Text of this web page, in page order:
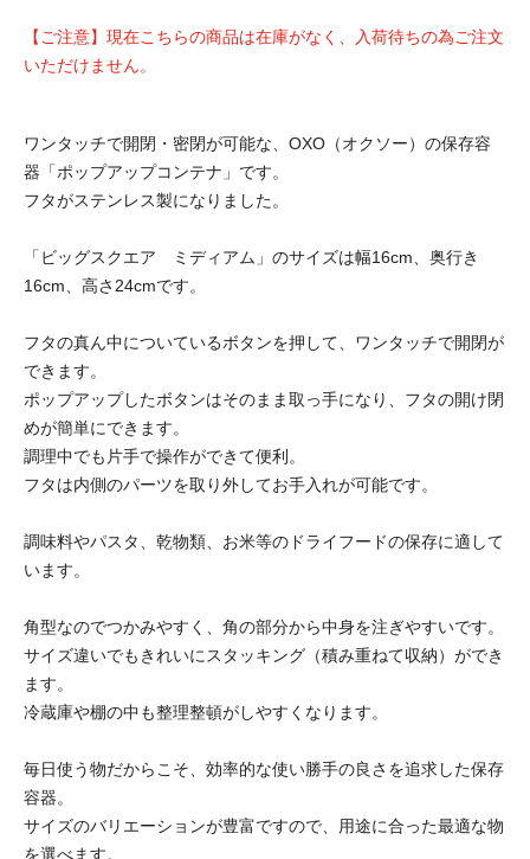
【ご注意】現在こちらの商品は在庫がなく、入荷待ちの為ご注文
いただけません。
ワンタッチで開閉・密閉が可能な、OXO（オクソー）の保存容
器「ポップアップコンテナ」です。
フタがステンレス製になりました。
「ビッグスクエア ミディアム」のサイズは幅16cm、奥行き
16cm、高さ24cmです。
フタの真ん中についているボタンを押して、ワンタッチで開閉が
できます。
ポップアップしたボタンはそのまま取っ手になり、フタの開け閉
めが簡単にできます。
調理中でも片手で操作ができて便利。
フタは内側のパーツを取り外してお手入れが可能です。
調味料やパスタ、乾物類、お米等のドライフードの保存に適して
います。
角型なのでつかみやすく、角の部分から中身を注ぎやすいです。
サイズ違いでもきれいにスタッキング（積み重ねて収納）ができ
ます。
冷蔵庫や棚の中も整理整頓がしやすくなります。
毎日使う物だからこそ、効率的な使い勝手の良さを追求した保存
容器。
サイズのバリエーションが豊富ですので、用途に合った最適な物
を選べます。